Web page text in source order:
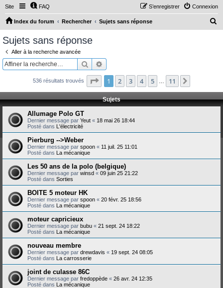
Site FAQ Connexion
S’enregistrer
Index du forum Rechercher Sujets sans réponse
c
h
Sujets sans réponse
Aller à la recherche avancée
Rechercher
536 résultats trouvés Page 1sur11
1 2 3 4 5 11
Sujets
Allumage Polo GT
Dernier message par Yeut « 18 mai 26 18:44
Posté dans L'électricité
Pierburg -->Weber
Dernier message par spoon « 11 juil. 25 11:01
Posté dans La mécanique
Les 50 ans de la polo (belgique)
Dernier message par winsd « 09 juin 25 21:22
Posté dans Sorties
BOITE 5 moteur HK
Dernier message par spoon « 20 févr. 25 18:56
Posté dans La mécanique
moteur capricieux
Dernier message par bubu « 21 sept. 24 18:22
Posté dans La mécanique
nouveau membre
Dernier message par drewdavis « 19 sept. 24 08:05
Posté dans La carrosserie
joint de culasse 86C
Dernier message par fredoppède « 26 avr. 24 12:35
Posté dans La mécanique